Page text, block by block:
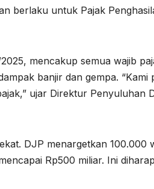
berlaku untuk Pajak
mencakup semua wajib
banjir dan gempa. “Kami
ujar Direktur Penyuluhan
DJP menargetkan 100.000
Rp500 miliar. Ini